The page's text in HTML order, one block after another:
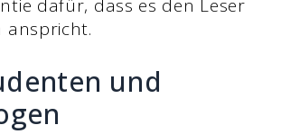
dafür, dass es den Leser
anspricht.
und